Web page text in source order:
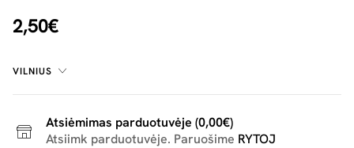
2,50€
VILNIUS
Atsiėmimas parduotuvėje (0,00€)
Atsiimk parduotuvėje. Paruošime RYTOJ